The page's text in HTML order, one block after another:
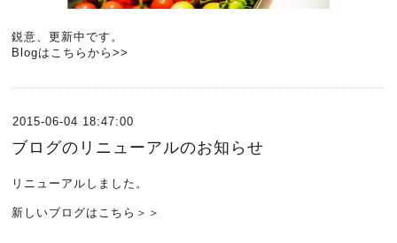
鋭意、更新中です。
Blogはこちらから>>
2015-06-04 18:47:00
ブログのリニューアルのお知らせ
リニューアルしました。
新しいブログはこちら＞＞